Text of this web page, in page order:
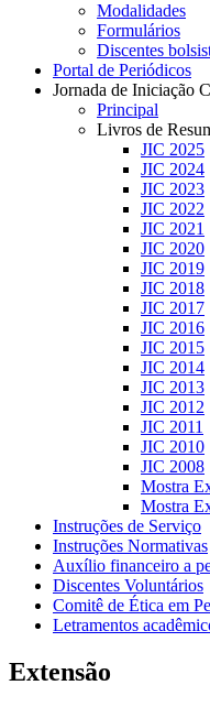
Modalidades
Formulários
Discentes
Portal de Periódicos
Jornada de Iniciação
Principal
Livros de
JIC 2025
JIC 2024
JIC 2023
JIC 2022
JIC 2021
JIC 2020
JIC 2019
JIC 2018
JIC 2017
JIC 2016
JIC 2015
JIC 2014
JIC 2013
JIC 2012
JIC 2011
JIC 2010
JIC 2008
Mostra
Mostra
Instruções de Serviço
Instruções Normativas
Auxílio financeiro a
Discentes Voluntários
Comitê de Ética em
Letramentos
Extensão